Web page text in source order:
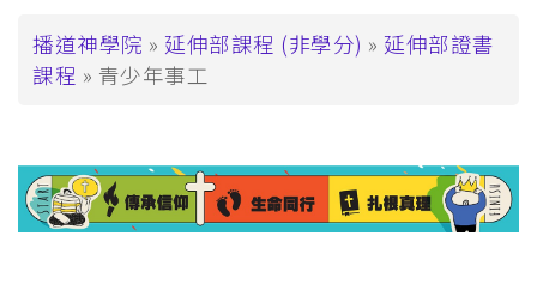
覽
_Tier4
導
航
結
播道神學院 延伸部課程 (非學分)
延伸部證書
課程
青少年事工